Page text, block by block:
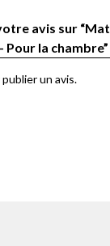
avis sur
Pour la chambre”
un avis.